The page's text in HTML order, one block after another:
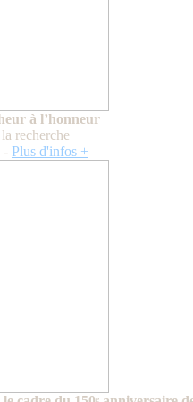
à l’honneur
recherche
- Plus d'infos +